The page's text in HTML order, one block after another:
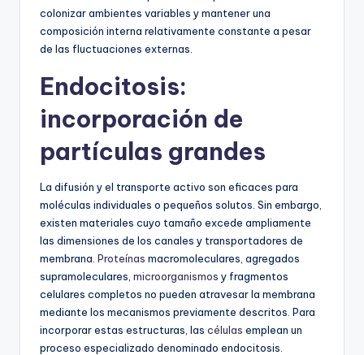
colonizar ambientes variables y mantener una
composición interna relativamente constante a pesar
de las fluctuaciones externas.
Endocitosis:
incorporación de
partículas grandes
La difusión y el transporte activo son eficaces para
moléculas individuales o pequeños solutos. Sin embargo,
existen materiales cuyo tamaño excede ampliamente
las dimensiones de los canales y transportadores de
membrana. Proteínas macromoleculares, agregados
supramoleculares, microorganismos y fragmentos
celulares completos no pueden atravesar la membrana
mediante los mecanismos previamente descritos. Para
incorporar estas estructuras, las células emplean un
proceso especializado denominado endocitosis.